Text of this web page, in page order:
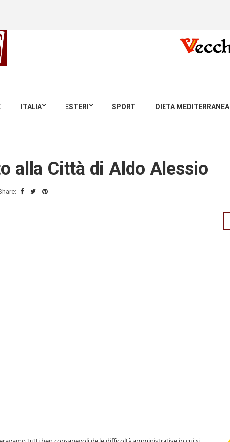
ITALIA ESTERI SPORT DIETA MEDITERRANEA
alla Città di Aldo Alessio